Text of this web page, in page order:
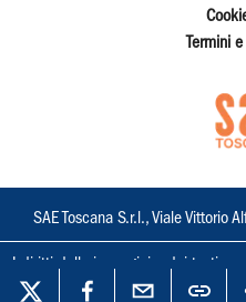
Termini
SAE Toscana S.r.l., Viale
I diritti delle immagini e dei testi
loro riproduzione con qualsiasi